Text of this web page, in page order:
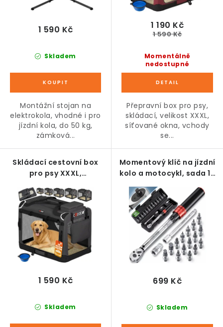
Skladem
1 590 Kč
Montážní stojan na
elektrokola, vhodné i pro
jízdní kola, do 50 kg,
zámková...
Momentálně
nedostupné
1 190 Kč
1 590 Kč
Přepravní box pro psy,
skládací, velikost XXXL,
síťované okna, vchody
se...
Skládací cestovní box
pro psy XXXL,
Skladem
1 590 Kč
Momentový klíč na jízdní
kolo a motocykl, sada 18
Skladem
699 Kč